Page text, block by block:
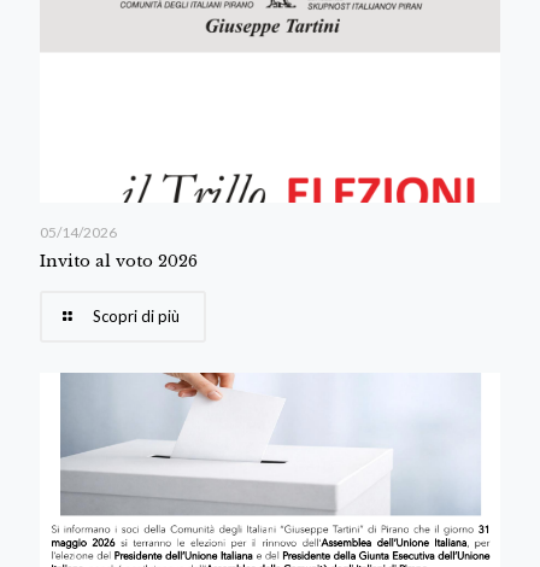
05/14/2026
Invito al voto 2026
Scopri di più